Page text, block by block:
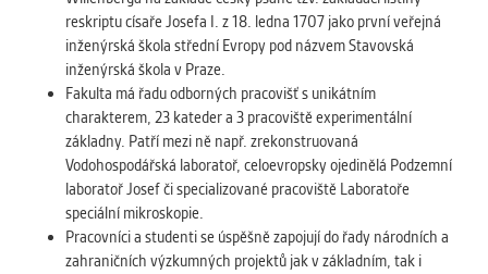
ANALYTICKÉ
Slouží pro získávání anonymizovaných
statistických údajů, které nám pomáhají
vylepšovat naše aplikace. Zpravidla jde o
cookies systémů třetích stran, které k
těmto účelům využíváme.
MARKETINGOVÉ
reskriptu císaře Josefa I. z 18. ledna 1707 jako první veřejná
inženýrská škola střední Evropy pod názvem Stavovská
inženýrská škola v Praze.
Fakulta má řadu odborných pracovišť s unikátním
charakterem, 23 kateder a 3 pracoviště experimentální
základny. Patří mezi ně např. zrekonstruovaná
Vodohospodářská laboratoř, celoevropsky ojedinělá Podzemní
laboratoř Josef či specializované pracoviště Laboratoře
speciální mikroskopie.
Pracovníci a studenti se úspěšně zapojují do řady národních a
zahraničních výzkumných projektů jak v základním, tak i